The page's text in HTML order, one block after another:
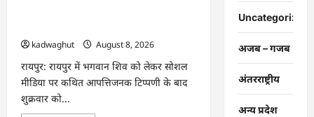
kadwaghut
August 8, 2026
रायपुर: रायपुर में भगवान शिव को लेकर सोशल
मीडिया पर कथित आपत्तिजनक टिप्पणी के बाद
शुक्रवार को...
Uncategorized
अजब – गजब
अंतरराष्ट्रीय
अन्य प्रदेश